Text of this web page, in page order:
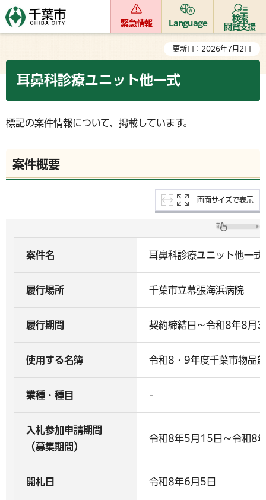
緊急情報 Language
検索
閲覧支援
更新日：2026年7月2日
耳鼻科診療ユニット他一式
標記の案件情報について、掲載しています。
案件概要
画面サイズで表示
案件名 耳鼻科診療ユニット他一式
履行場所 千葉市立幕張海浜病院
履行期間 契約締結日～令和8年8月
使用する名簿 令和8・9年度千葉市物品
業種・種目 -
入札参加申請期間
（募集期間）
令和8年5月15日～令和8
開札日 令和8年6月5日